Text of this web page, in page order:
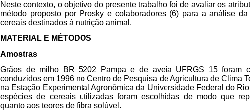
Neste contexto, o objetivo do presente trabalho foi de avaliar os
método proposto por Prosky e colaboradores (6) para a análise
cereais destinados á nutrição animal.
MATERIAL E MÉTODOS
Amostras
Grãos de milho BR 5202 Pampa e de aveia UFRGS 15 foram
conduzidos em 1996 no Centro de Pesquisa de Agricultura de Clima
na Estação Experimental Agronômica da Universidade Federal do
espécies de cereais utilizadas foram escolhidas de modo que
quanto aos teores de fibra solúvel.